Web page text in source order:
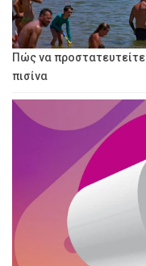
Πώς να
πισίνα